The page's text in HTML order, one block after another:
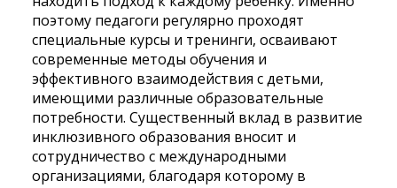
поэтому педагоги регулярно проходят
специальные курсы и тренинги, осваивают
современные методы обучения и
эффективного взаимодействия с детьми,
имеющими различные образовательные
потребности. Существенный вклад в развитие
инклюзивного образования вносит и
сотрудничество с международными
организациями, благодаря которому в